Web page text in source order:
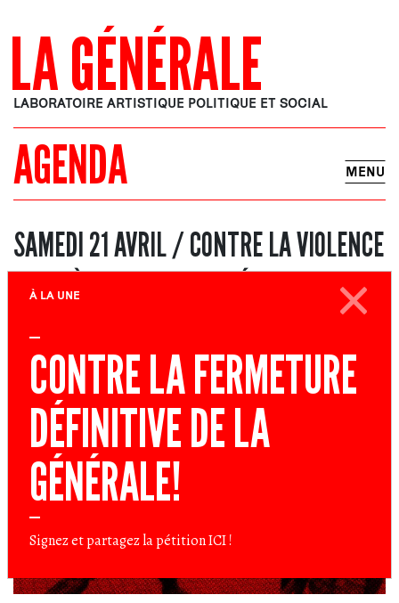
LA GÉNÉRALE
LABORATOIRE ARTISTIQUE POLITIQUE ET SOCIAL
AGENDA MENU
SAMEDI 21 AVRIL / CONTRE LA VIOLENCE
POLICIÈRE / ATELIERS D’ÉCRITURE, 4E
SESSION
RÉSIDENCE DE TRAVAIL
À LA UNE
CONTRE LA FERMETURE
DÉFINITIVE DE LA
GÉNÉRALE!
Signez et partagez la pétitionICI!